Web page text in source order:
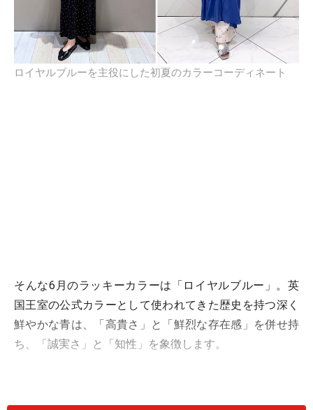
ロイヤルブルーを主役にした初夏のカラーコーディネート
そんな6月のラッキーカラーは「ロイヤルブルー」。英
国王室の公式カラーとして使われてきた歴史を持つ深く
鮮やかな青は、「高貴さ」と「鮮烈な存在感」を併せ持
ち、「誠実さ」と「知性」を象徴します。
ネートを見ていきましょう。